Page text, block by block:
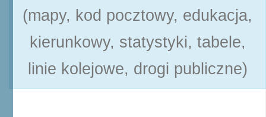
(mapy, kod pocztowy, edukacja,
kierunkowy, statystyki, tabele,
linie kolejowe, drogi publiczne)